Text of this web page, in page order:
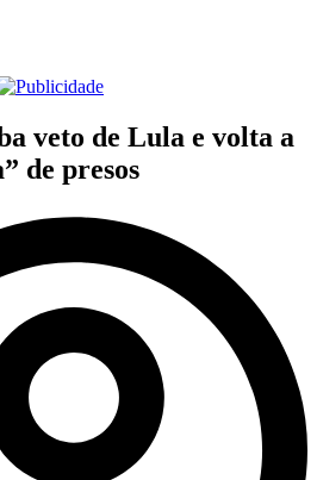
veto de Lula e volta a
de presos